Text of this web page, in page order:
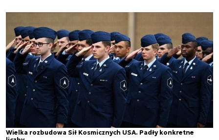
Wielka rozbudowa Sił Kosmicznych USA. Padły konkretne